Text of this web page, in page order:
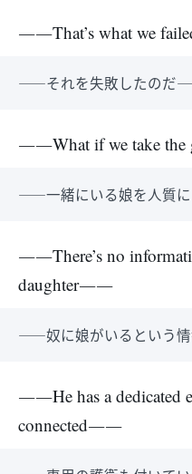
――That’s what we
――それを失敗したのだ
――What if we take
――一緒にいる娘を人質
――There’s no
daughter――
――奴に娘がいるという
――He has a dedicated
connected――